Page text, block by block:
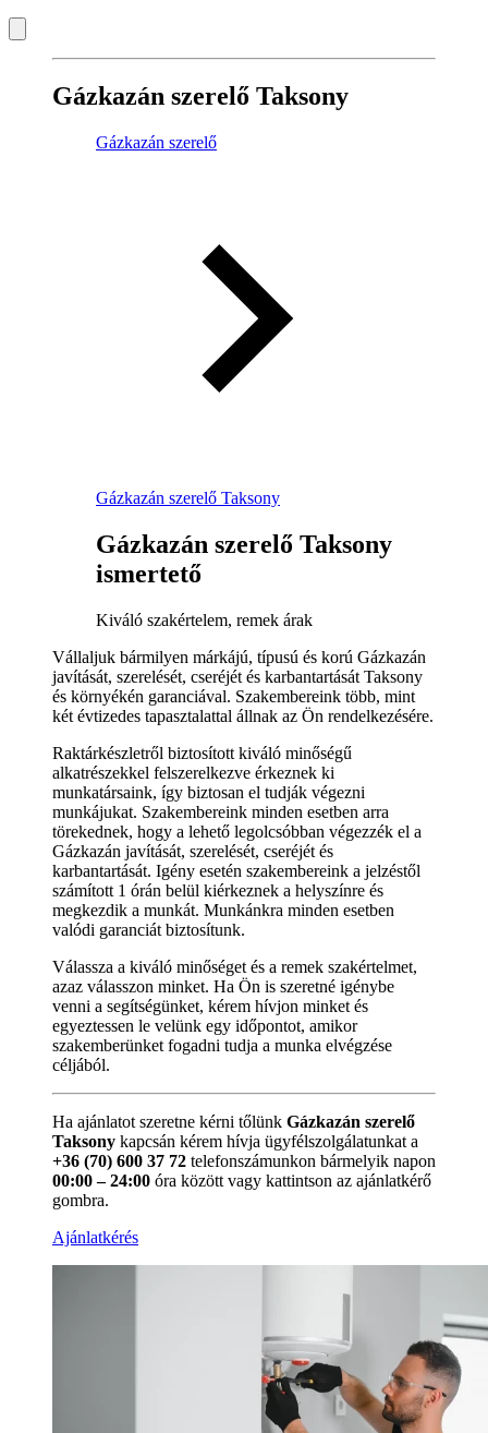
Gázkazán szerelő Taksony
Gázkazán szerelő
Gázkazán szerelő Taksony
Gázkazán szerelő Taksony
ismertető
Kiváló szakértelem, remek árak
Vállaljuk bármilyen márkájú, típusú és korú Gázkazán
javítását, szerelését, cseréjét és karbantartását Taksony
és környékén garanciával. Szakembereink több, mint
két évtizedes tapasztalattal állnak az Ön rendelkezésére.
Raktárkészletről biztosított kiváló minőségű
alkatrészekkel felszerelkezve érkeznek ki
munkatársaink, így biztosan el tudják végezni
munkájukat. Szakembereink minden esetben arra
törekednek, hogy a lehető legolcsóbban végezzék el a
Gázkazán javítását, szerelését, cseréjét és
karbantartását. Igény esetén szakembereink a jelzéstől
számított 1 órán belül kiérkeznek a helyszínre és
megkezdik a munkát. Munkánkra minden esetben
valódi garanciát biztosítunk.
Válassza a kiváló minőséget és a remek szakértelmet,
azaz válasszon minket. Ha Ön is szeretné igénybe
venni a segítségünket, kérem hívjon minket és
egyeztessen le velünk egy időpontot, amikor
szakemberünket fogadni tudja a munka elvégzése
céljából.
Ha ajánlatot szeretne kérni tőlünk Gázkazán szerelő
Taksony kapcsán kérem hívja ügyfélszolgálatunkat a
+36 (70) 600 37 72 telefonszámunkon bármelyik napon
00:00 – 24:00 óra között vagy kattintson az ajánlatkérő
gombra.
Ajánlatkérés